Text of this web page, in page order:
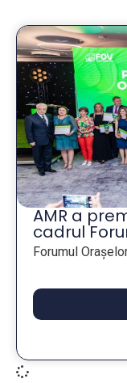
AMR a
cadrul
Forumul